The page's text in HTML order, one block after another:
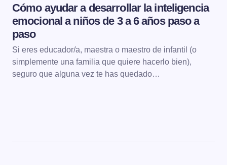
Cómo ayudar a desarrollar la inteligencia
emocional a niños de 3 a 6 años paso a
paso
Si eres educador/a, maestra o maestro de infantil (o
simplemente una familia que quiere hacerlo bien),
seguro que alguna vez te has quedado…